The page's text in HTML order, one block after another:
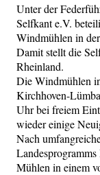
Unter der
Selfkant e.V.
Windmühlen in
Damit stellt die
Rheinland.
Die Windmühlen
Kirchhoven-
Uhr bei freiem
wieder einige
Nach
Mühlen in einem